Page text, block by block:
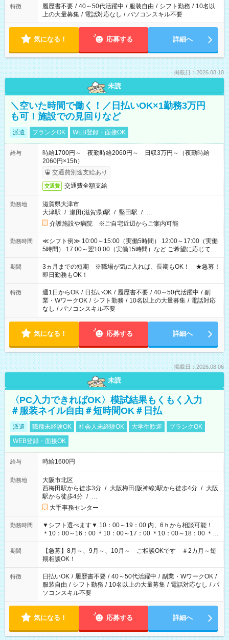
合は応募できません。
特徴 履歴書不要 / 40～50代活躍中 / 服装自由 / シフト勤務 / 10名以
上の大量募集 / 電話対応なし / パソコンスキル不要
気になる！ 応募する 詳細へ
掲載日：2026.08.10
未読
＼空いた時間で働く！／日払いOK×1勤務3万円
も可！施設での見回りなど
派遣 ブランクOK WEB登録・面接OK
給与
時給1700円～ 夜勤時給2060円～ 日収3万円～（夜勤時給
2060円×15h）
交通費別途支給あり
交通費 交通費全額支給
勤務地
滋賀県大津市
大津駅 / 瀬田(滋賀県)駅 / 堅田駅 / …
介護施設や病院 ※ご自宅近辺からご案内可能
勤務時間
≪シフト例≫ 10:00～15:00（実働5時間） 12:00～17:00（実働
5時間） 17:00～翌10:00（実働15時間）など ご希望に応じて、
働く時間は調整できます！ お気軽に担当へ相談ください！
期間
3ヵ月までの短期 ※職場が気に入れば、長期もOK！ ★急募！
即日勤務もOK！
特徴 週1日からOK / 日払いOK / 履歴書不要 / 40～50代活躍中 / 副
業・WワークOK / シフト勤務 / 10名以上の大量募集 / 電話対応
なし / パソコンスキル不要
気になる！ 応募する 詳細へ
掲載日：2026.08.06
未読
〈PC入力できればOK〉模試結果もくもく入力
＃服装ネイル自由＃短時間OK＃日払
派遣 職種未経験OK 社会人未経験OK 大学生歓迎
ブランクOK
WEB登録・面接OK
給与 時給1600円
勤務地
大阪市北区
西梅田駅から徒歩3分 / 大阪梅田(阪神線)駅から徒歩4分 / 大阪
駅から徒歩4分 / …
大手事務センター
勤務時間
▼シフト選べます▼ 10：00～19：00 内、6ｈから相談可能！
＊10：00～16：00 ＊10：00～17：00 ＊10：00～18：00 ＊
11：00～19：00 ＊12：00～19：00 ＊13：00～19：00
期間
【急募】8月～、9月～、10月～ ご相談OKです ＃2カ月～短
期相談OK！
特徴 日払いOK / 履歴書不要 / 40～50代活躍中 / 副業・WワークOK /
服装自由 / シフト勤務 / 10名以上の大量募集 / 電話対応なし / パ
ソコンスキル不要
気になる！ 応募する 詳細へ